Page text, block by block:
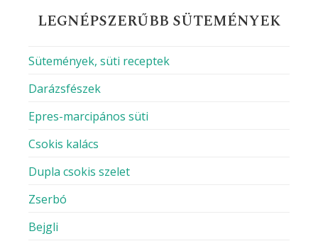
LEGNÉPSZERŰBB SÜTEMÉNYEK
Sütemények, süti receptek
Darázsfészek
Epres-marcipános süti
Csokis kalács
Dupla csokis szelet
Zserbó
Bejgli